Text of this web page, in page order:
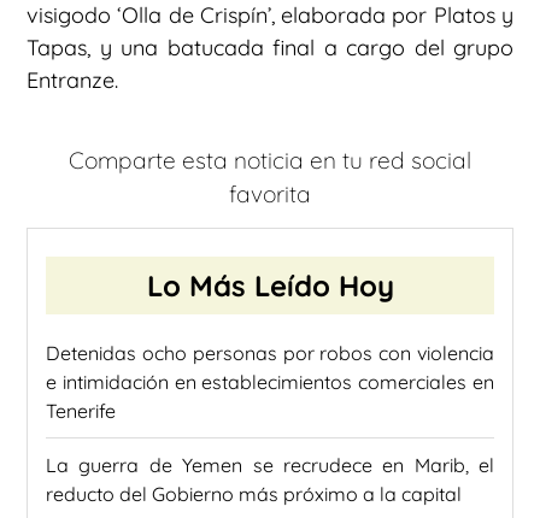
visigodo ‘Olla de Crispín’, elaborada por Platos y
Tapas, y una batucada final a cargo del grupo
Entranze.
Comparte esta noticia en tu red social
favorita
Lo Más Leído Hoy
Detenidas ocho personas por robos con violencia
e intimidación en establecimientos comerciales en
Tenerife
La guerra de Yemen se recrudece en Marib, el
reducto del Gobierno más próximo a la capital